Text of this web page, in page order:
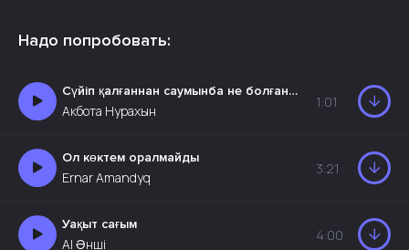
Надо попробовать:
Сүйіп қалғаннан саумынба не болған маған
Акбота Нурахын
1:01
Ол көктем оралмайды
Ernar Amandyq
3:21
Уақыт сағым
AI Әнші
4:00